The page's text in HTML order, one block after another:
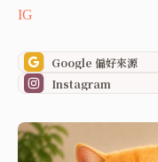
IG
Google 偏好來源
Instagram